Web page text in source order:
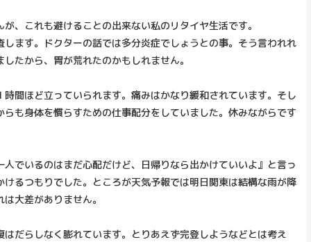
、これも避けることの出来ない私のリタイヤ生活です。
ます。ドクターの話では多分炎症でしょうとの事。そう言われれ
たから、胃が荒れたのかもしれません。
間ほど立っていられます。痛みはかなり緩和されています。そし
も身体を慣らすための仕事配分をしていました。休みながらです
でいるのはまだ心配だけど、日帰りなら出かけていいよ』と言っ
るつもりでした。ところが天気予報では明日関東は結構な雨が降
大差がありません。
だらしなく膨れています。とりあえず完登しようなどとは考え